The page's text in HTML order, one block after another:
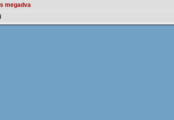
megadva